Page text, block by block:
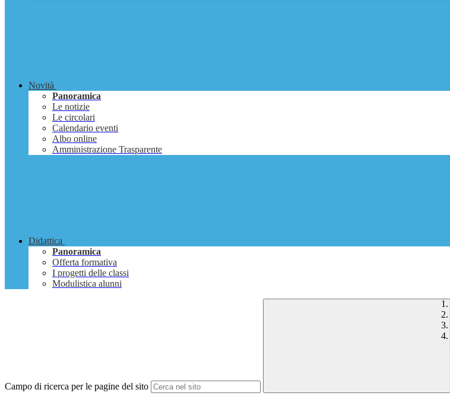
Novità
Panoramica
Le notizie
Le circolari
Calendario eventi
Albo online
Amministrazione Trasparente
Didattica
Panoramica
Offerta formativa
I progetti delle classi
Modulistica alunni
Campo di ricerca per le pagine del sito